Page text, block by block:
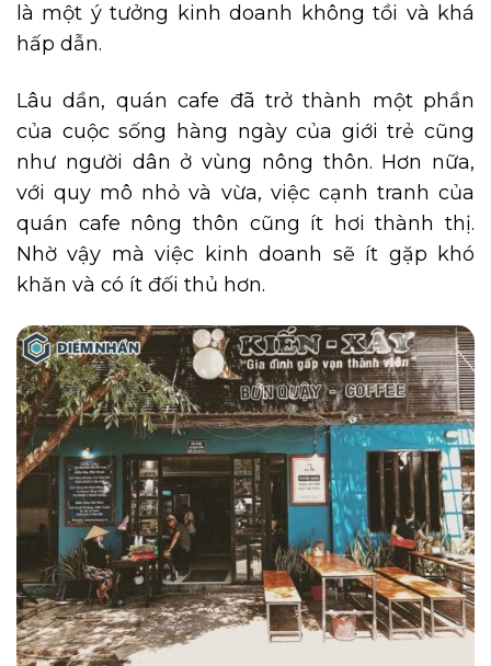
là một ý tưởng kinh doanh không tồi và khá
hấp dẫn.
Lâu dần, quán cafe đã trở thành một phần
của cuộc sống hàng ngày của giới trẻ cũng
như người dân ở vùng nông thôn. Hơn nữa,
với quy mô nhỏ và vừa, việc cạnh tranh của
quán cafe nông thôn cũng ít hơi thành thị.
Nhờ vậy mà việc kinh doanh sẽ ít gặp khó
khăn và có ít đối thủ hơn.